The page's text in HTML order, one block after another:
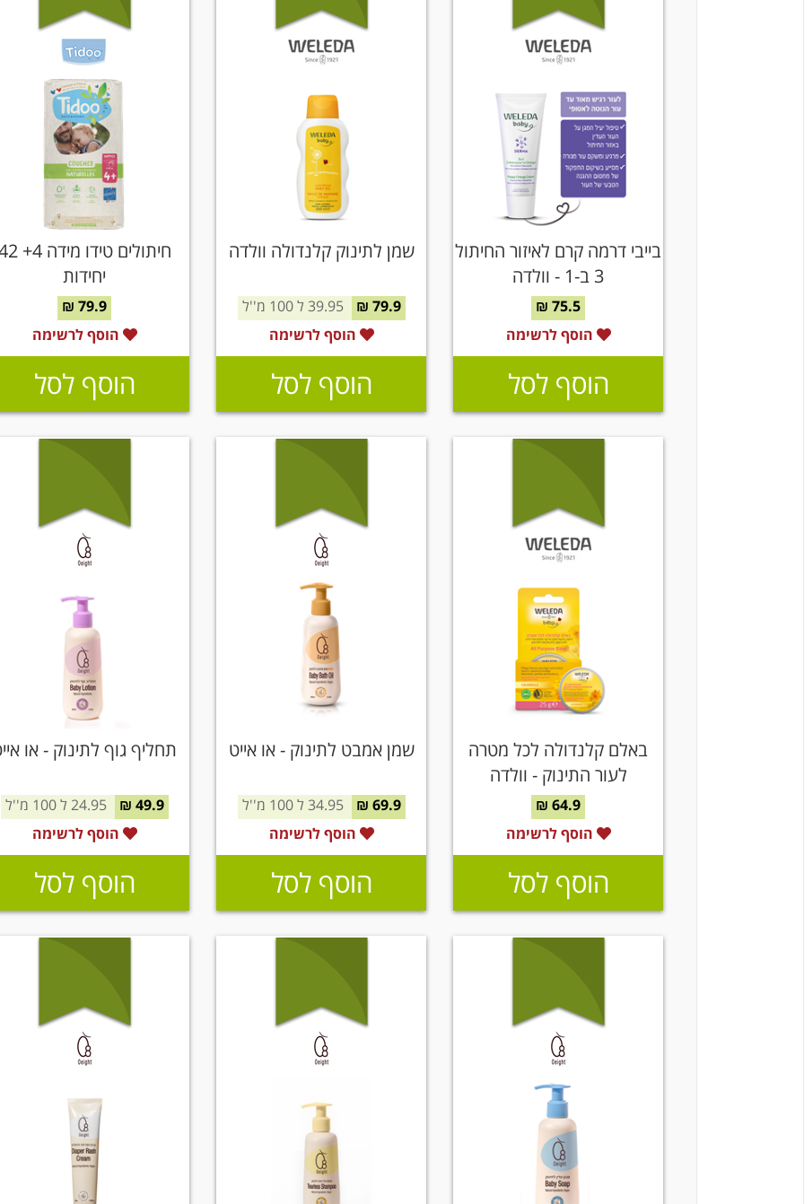
בייבי דרמה קרם לאיזור החיתול
3 ב-1 - וולדה
75.5 ₪
הוסף לרשימה
הוסף לסל
שמן לתינוק קלנדולה וולדה
79.9 ₪
39.95 ל 100 מ''ל
הוסף לרשימה
הוסף לסל
חיתולים טידו
יחידות
79.9 ₪
הוסף לרשימה
הוסף לסל
באלם קלנדולה לכל מטרה
לעור התינוק - וולדה
64.9 ₪
הוסף לרשימה
הוסף לסל
שמן אמבט לתינוק - או אייט
69.9 ₪
34.95 ל 100 מ''ל
הוסף לרשימה
הוסף לסל
תחליף גוף לתינוק - או
49.9 ₪
24.95 ל 100 מ''ל
הוסף לרשימה
הוסף לסל